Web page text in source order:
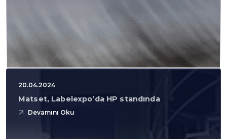
20.04.2024
Matset, Labelexpo’da HP standında
Devamını Oku